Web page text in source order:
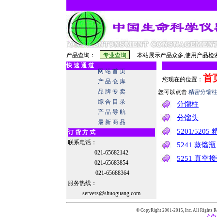
产品查询：
本站展示产品众多,使用产品检
快 速 通 道
网 站 首 页
产 品 仓 库
品 牌 专 卖
综 合 目 录
产 品 导 航
最 新 商 品
订 货 方 式
联系电话：
021-65682142
021-65683854
021-65688364
服务热线：
servers@shuoguang.com
您现在的位置： 首
您可以点击 精密分馏
分馏柱
分馏头
5201/5205
5241 蒸馏瓶
5251 真空
© CopyRight 2001-2015, Inc. All Rights